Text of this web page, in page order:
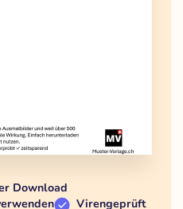
Download
Virengeprüft